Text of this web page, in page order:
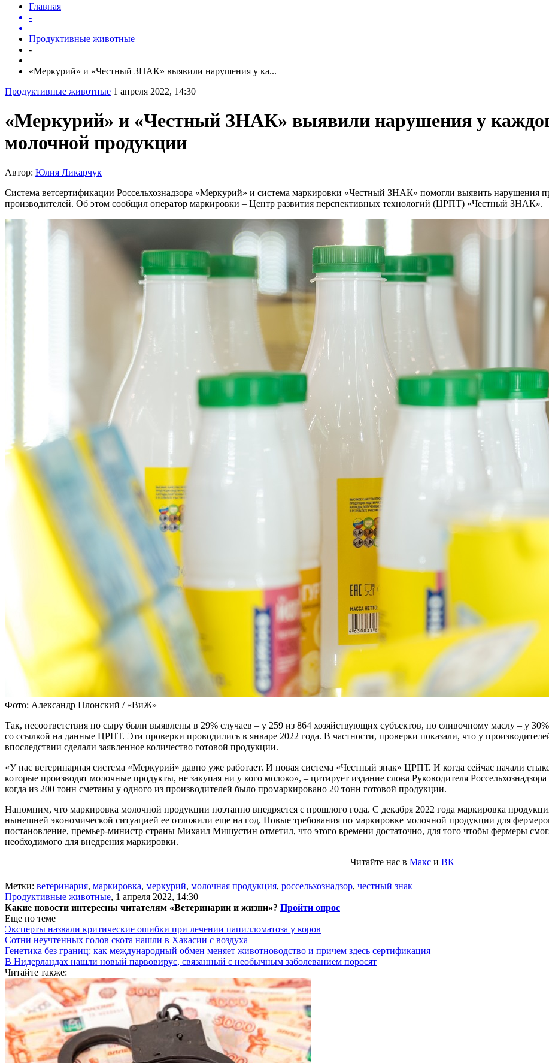
Главная
-
Продуктивные животные
-
«Меркурий» и «Честный ЗНАК» выявили нарушения у ка...
Продуктивные животные 1 апреля 2022, 14:30
«Меркурий» и «Честный ЗНАК» выявили нарушения у
молочной продукции
Автор: Юлия Ликарчук
Система ветсертификации Россельхознадзора «Меркурий» и система маркировки «Честный ЗНАК» помогли выявить нарушения
производителей. Об этом сообщил оператор маркировки – Центр развития перспективных технологий (ЦРПТ) «Честный ЗНАК».
Фото: Александр Плонский / «ВиЖ»
Так, несоответствия по сыру были выявлены в 29% случаев – у 259 из 864 хозяйствующих субъектов, по сливочному маслу – у
со ссылкой на данные ЦРПТ. Эти проверки проводились в январе 2022 года. В частности, проверки показали, что у
впоследствии сделали заявленное количество готовой продукции.
«У нас ветеринарная система «Меркурий» давно уже работает. И новая система «Честный знак» ЦРПТ. И когда сейчас начали
которые производят молочные продукты, не закупая ни у кого молоко», – цитирует издание слова Руководителя
когда из 200 тонн сметаны у одного из производителей было промаркировано 20 тонн готовой продукции.
Напомним, что маркировка молочной продукции поэтапно внедряется с прошлого года. С декабря 2022 года маркировка
нынешней экономической ситуацией ее отложили еще на год. Новые требования по маркировке молочной продукции для
постановление, премьер-министр страны Михаил Мишустин отметил, что этого времени достаточно, для того чтобы фермеры
необходимого для внедрения маркировки.
Читайте нас в Макс и ВК
Метки: ветеринария, маркировка, меркурий, молочная продукция, россельхознадзор, честный знак
Продуктивные животные, 1 апреля 2022, 14:30
Какие новости интересны читателям «Ветеринарии и жизни»? Пройти опрос
Еще по теме
Эксперты назвали критические ошибки при лечении папилломатоза у коров
Сотни неучтенных голов скота нашли в Хакасии с воздуха
Генетика без границ: как международный обмен меняет животноводство и причем здесь сертификация
В Нидерландах нашли новый парвовирус, связанный с необычным заболеванием поросят
Читайте также: